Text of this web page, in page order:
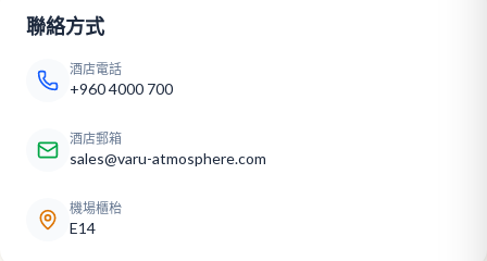
聯絡方式
酒店電話
+960 4000 700
酒店郵箱
sales@varu-atmosphere.com
機場櫃枱
E14